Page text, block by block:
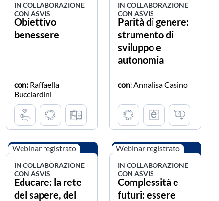
IN COLLABORAZIONE
CON ASVIS
Obiettivo
benessere
con: Raffaella
Bucciardini
IN COLLABORAZIONE
CON ASVIS
Parità di genere:
strumento di
sviluppo e
autonomia
con: Annalisa Casino
Webinar registrato
IN COLLABORAZIONE
CON ASVIS
Educare: la rete
del sapere, del
Webinar registrato
IN COLLABORAZIONE
CON ASVIS
Complessità e
futuri: essere